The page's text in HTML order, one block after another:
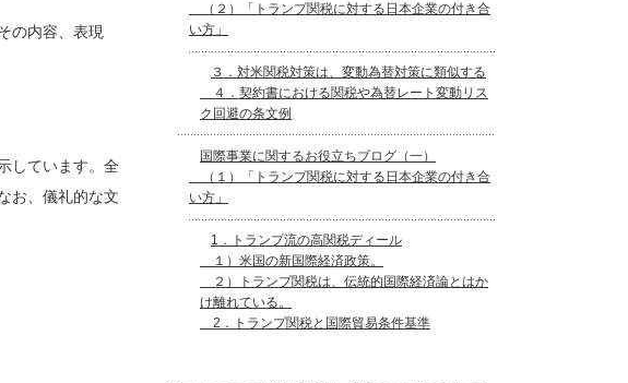
の内容、表現
しています。全
お、儀礼的な文
（２）「トランプ関税に対する日本企業の付き合
い方」
３．対米関税対策は、変動為替対策に類似する
４．契約書における関税や為替レート変動リス
ク回避の条文例
国際事業に関するお役立ちブログ（一）
（１）「トランプ関税に対する日本企業の付き合
い方」
1．トランプ流の高関税ディール
１）米国の新国際経済政策。
２）トランプ関税は、伝統的国際経済論とはか
け離れている。
2．トランプ関税と国際貿易条件基準